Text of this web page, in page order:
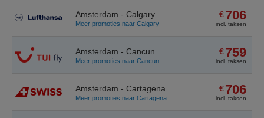
Amsterdam - Calgary
Meer promoties naar Calgary
€706
incl. taksen
Amsterdam - Cancun
Meer promoties naar Cancun
€759
incl. taksen
Amsterdam - Cartagena
Meer promoties naar Cartagena
€706
incl. taksen